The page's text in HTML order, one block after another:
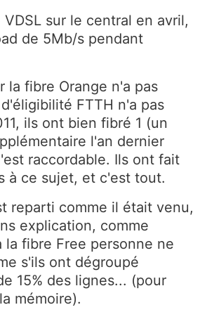
sur le central en avril,
de 5Mb/s pendant
la fibre Orange n'a pas
FTTH n'a pas
ils ont bien fibré 1 (un
l'an dernier
raccordable. Ils ont fait
à ce sujet, et c'est tout.
reparti comme il était venu,
explication, comme
la fibre Free personne ne
s'ils ont dégroupé
15% des lignes... (pour
mémoire).